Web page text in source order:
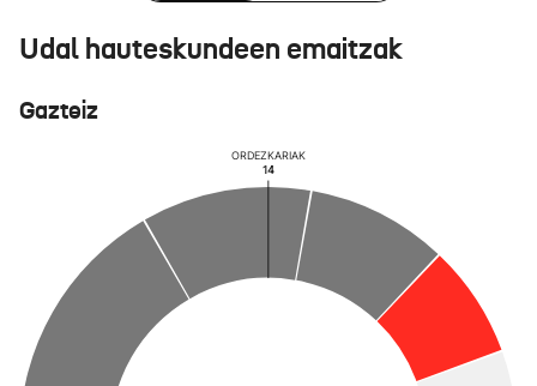
Udal hauteskundeen emaitzak
Gazteiz
14
ORDEZKARIAK